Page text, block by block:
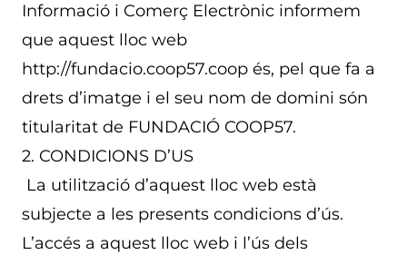
Informació i Comerç Electrònic informem
que aquest lloc web
http://fundacio.coop57.coop és, pel que fa a
drets d’imatge i el seu nom de domini són
titularitat de FUNDACIÓ COOP57.
2. CONDICIONS D’US
La utilització d’aquest lloc web està
subjecte a les presents condicions d’ús.
L’accés a aquest lloc web i l’ús dels